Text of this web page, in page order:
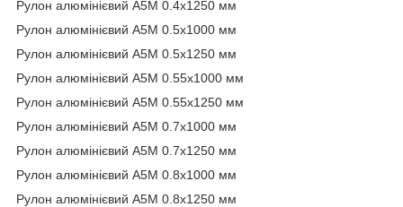
Рулон алюмінієвий А5М 0.4х1250 мм
Рулон алюмінієвий А5М 0.5х1000 мм
Рулон алюмінієвий А5М 0.5х1250 мм
Рулон алюмінієвий А5М 0.55х1000 мм
Рулон алюмінієвий А5М 0.55х1250 мм
Рулон алюмінієвий А5М 0.7х1000 мм
Рулон алюмінієвий А5М 0.7х1250 мм
Рулон алюмінієвий А5М 0.8х1000 мм
Рулон алюмінієвий А5М 0.8х1250 мм